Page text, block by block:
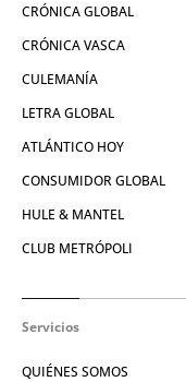
CRÓNICA GLOBAL
CRÓNICA VASCA
CULEMANÍA
LETRA GLOBAL
ATLÁNTICO HOY
CONSUMIDOR GLOBAL
HULE & MANTEL
CLUB METRÓPOLI
Servicios
QUIÉNES SOMOS